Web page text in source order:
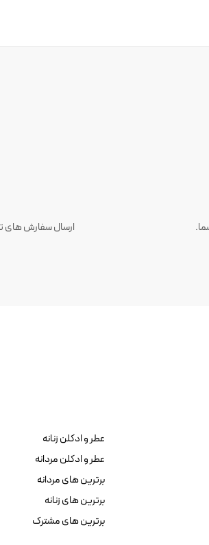
عطر و ادکلن زنانه
عطر و ادکلن مردانه
برترین های مردانه
برترین های زنانه
برترین های مشترک